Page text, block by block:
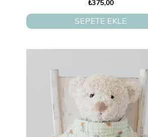
₺375,00
SEPETE EKLE